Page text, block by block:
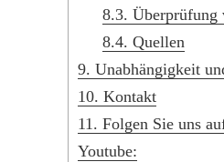
8.3. Überprüfung
8.4. Quellen
9. Unabhängigkeit
10. Kontakt
11. Folgen Sie uns
Youtube: